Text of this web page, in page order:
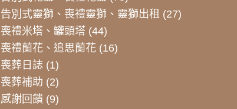
告別式靈獅、喪禮靈獅、靈獅出租 (27)
喪禮米塔、罐頭塔 (44)
喪禮蘭花、追思蘭花 (16)
喪葬日誌 (1)
喪葬補助 (2)
感謝回饋(9)